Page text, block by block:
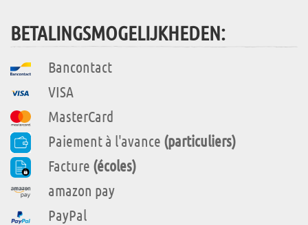
BETALINGSMOGELIJKHEDEN:
Bancontact
VISA
MasterCard
Paiement à l'avance (particuliers)
Facture (écoles)
amazon pay
PayPal